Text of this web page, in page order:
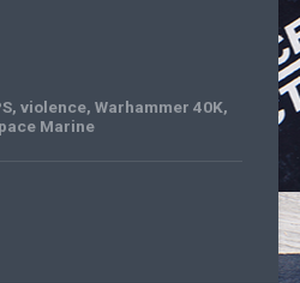
, violence, Warhammer 40K,
Marine